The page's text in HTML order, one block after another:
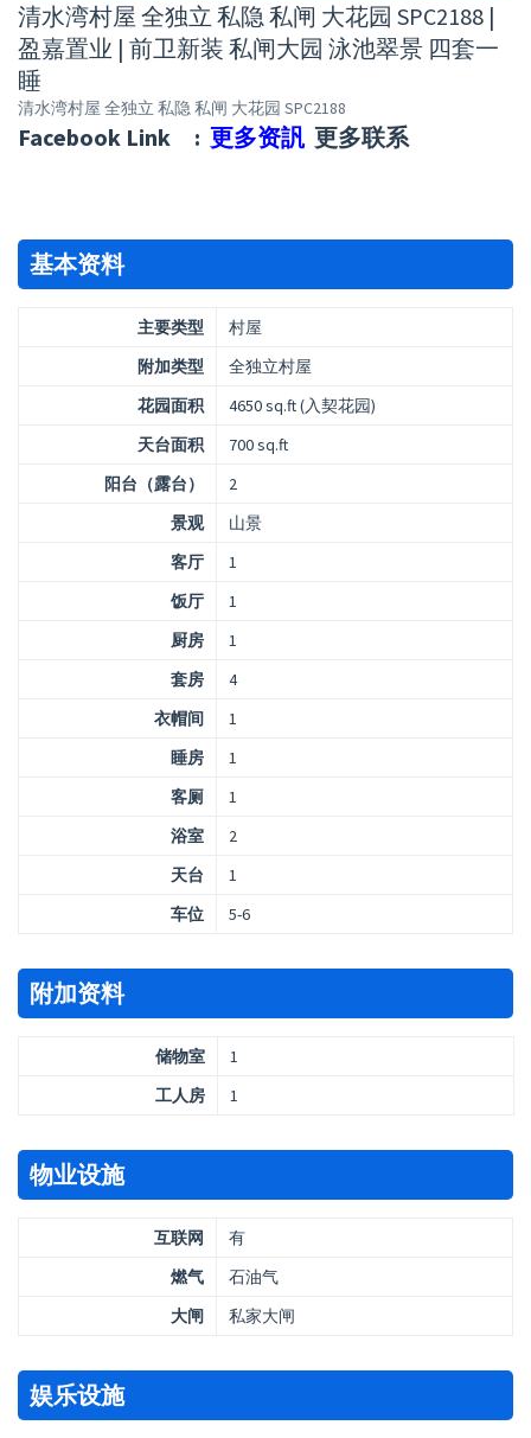
清水湾村屋 全独立 私隐 私闸 大花园 SPC2188 |
盈嘉置业 | 前卫新装 私闸大园 泳池翠景 四套一
睡
清水湾村屋 全独立 私隐 私闸 大花园 SPC2188
Facebook Link : 更多资訉更多联系
基本资料
主要类型
村屋
附加类型
全独立村屋
花园面积
4650 sq.ft (入契花园)
天台面积
700 sq.ft
阳台（露台）
2
景观
山景
客厅
1
饭厅
1
厨房
1
套房
4
衣帽间
1
睡房
1
客厕
1
浴室
2
天台
1
车位
5-6
附加资料
储物室
1
工人房
1
物业设施
互联网
有
燃气
石油气
大闸
私家大闸
娱乐设施